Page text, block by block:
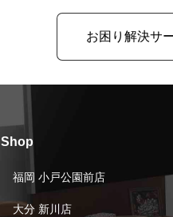
お困り解決サ
Shop
福岡 小戸公園前店
大分 新川店